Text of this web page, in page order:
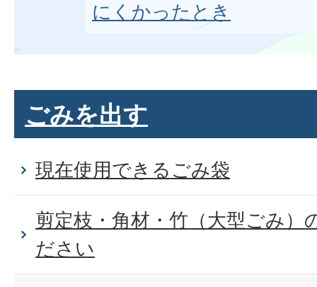
にくかったとき
ごみを出す
現在使用できるごみ袋
剪定枝・角材・竹（大型ごみ）
ださい